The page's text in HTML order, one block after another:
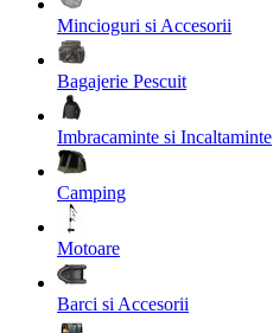
Mincioguri si Accesorii
Bagajerie Pescuit
Imbracaminte si Incaltaminte
Camping
Motoare
Barci si Accesorii